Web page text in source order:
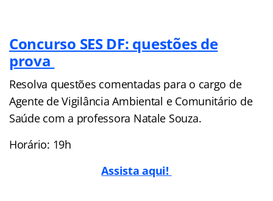
Concurso SES DF: questões de
prova
Resolva questões comentadas para o cargo de
Agente de Vigilância Ambiental e Comunitário de
Saúde com a professora Natale Souza.
Horário: 19h
Assista aqui!